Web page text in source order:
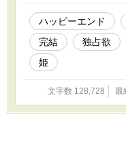
物語を楽しんでいただけ
４万文字を超えているペ
し直しました。 ※本編は
などを展開して行けたら
ハッピーエンド
完結
独占欲
姫
文字数 128,728 最